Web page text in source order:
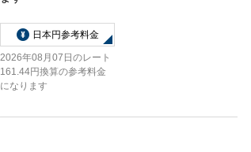
日本円参考料金
2026年08月07日のレート
161.44円換算の参考料金
になります